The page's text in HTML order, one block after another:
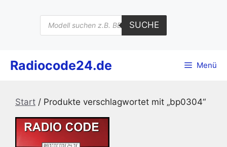
Products
search
SUCHE
Radiocode24.de Menü
Start / Produkte verschlagwortet mit „bp0304“